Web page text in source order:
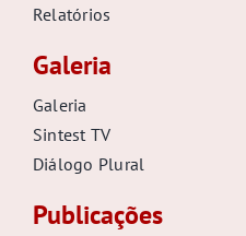
Relatórios
Galeria
Galeria
Sintest TV
Diálogo Plural
Publicações